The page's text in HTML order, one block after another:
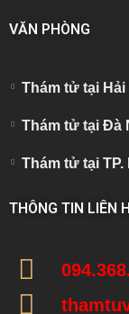
VĂN PHÒNG
Thám tử tại Hải
Thám tử tại Đà
Thám tử tại TP.
THÔNG TIN LIÊN